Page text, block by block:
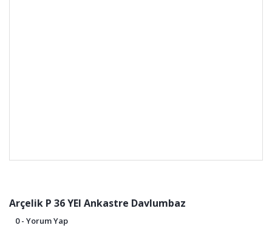
Arçelik P 36 YEI Ankastre Davlumbaz
0 - Yorum Yap